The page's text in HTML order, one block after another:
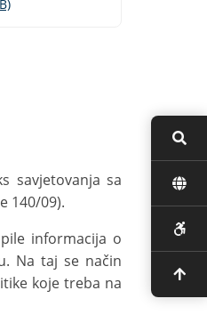
savjetovanja sa
140/09).
informacija o
Na taj se način
koje treba na